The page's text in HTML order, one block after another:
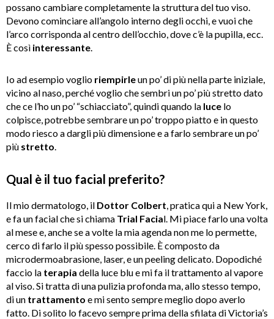
possano cambiare completamente la struttura del tuo viso.
Devono cominciare all’angolo interno degli occhi, e vuoi che
l’arco corrisponda al centro dell’occhio, dove c’è la pupilla, ecc.
È così interessante.
Io ad esempio voglio riempirleun po’ di più nella parte iniziale,
vicino al naso, perché voglio che sembri un po’ più stretto dato
che ce l’ho un po’ “schiacciato”, quindi quando la luce lo
colpisce, potrebbe sembrare un po’ troppo piatto e in questo
modo riesco a dargli più dimensione e a farlo sembrare un po’
più stretto.
Qual è il tuo facial preferito?
Il mio dermatologo, il Dottor Colbert, pratica qui a New York,
e fa un facial che si chiama Trial Facial. Mi piace farlo una volta
al mese e, anche se a volte la mia agenda non me lo permette,
cerco di farlo il più spesso possibile. È composto da
microdermoabrasione, laser, e un peeling delicato. Dopodiché
faccio la terapia della luce blu e mi fa il trattamento al vapore
al viso. Si tratta di una pulizia profonda ma, allo stesso tempo,
di un trattamento e mi sento sempre meglio dopo averlo
fatto. Di solito lo facevo sempre prima della sfilata di Victoria’s